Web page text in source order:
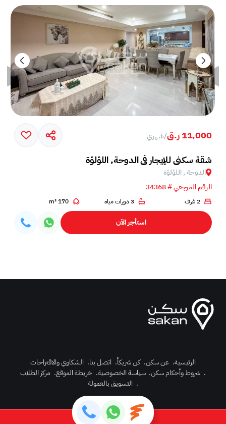
11,000 ر.ق /شهري
شقة سكني للإيجار في الدوحة, اللؤلؤة
الدوحة , اللؤلؤة
الرقم المرجعي # 34368
2 غرف 3 دورات مياه 170 m²
استأجر الآن
الرئيسية. عن سكن. كن شريكاً. اتصل بنا. الشكاوي والاقتراحات
. شروط وأحكام سكن. سياسة الخصوصية. خريطة الموقع. مركز الطلاب
. التسويق بالعمولة